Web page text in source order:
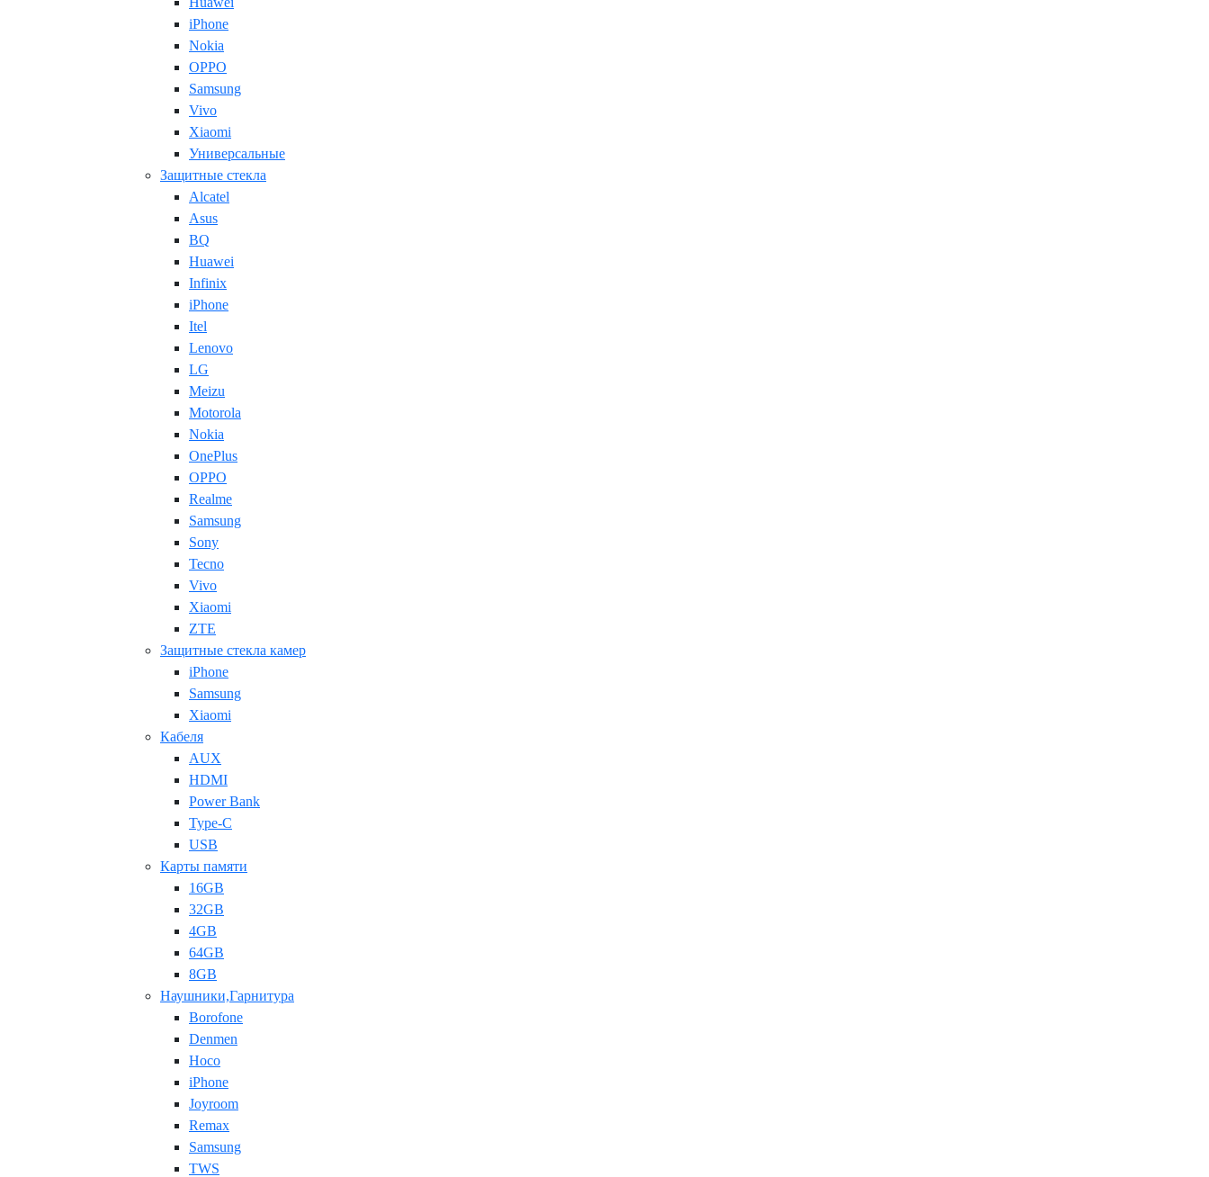
iPhone
Nokia
OPPO
Samsung
Vivo
Xiaomi
Универсальные
Защитные стекла
Alcatel
Asus
BQ
Huawei
Infinix
iPhone
Itel
Lenovo
LG
Meizu
Motorola
Nokia
OnePlus
OPPO
Realme
Samsung
Sony
Tecno
Vivo
Xiaomi
ZTE
Защитные стекла камер
iPhone
Samsung
Xiaomi
Кабеля
AUX
HDMI
Power Bank
Type-C
USB
Карты памяти
16GB
32GB
4GB
64GB
8GB
Наушники,Гарнитура
Borofone
Denmen
Hoco
iPhone
Joyroom
Remax
Samsung
TWS